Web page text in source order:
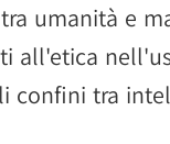
umanità e
all'etica
confini tra